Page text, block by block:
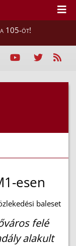
a 105-öt!
esen
baleset
felé
alakult